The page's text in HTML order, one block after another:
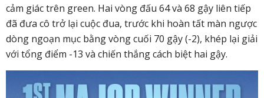
cảm giác trên green. Hai vòng đấu 64 và 68 gậy liên tiếp
đã đưa cô trở lại cuộc đua, trước khi hoàn tất màn ngược
dòng ngoạn mục bằng vòng cuối 70 gậy (-2), khép lại giải
với tổng điểm -13 và chiến thắng cách biệt hai gậy.